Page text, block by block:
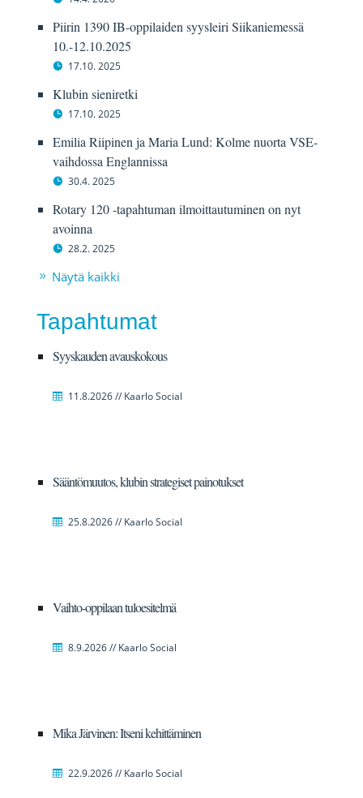
Piirin 1390 IB-oppilaiden syysleiri Siikaniemessä
10.-12.10.2025
17.10. 2025
Klubin sieniretki
17.10. 2025
Emilia Riipinen ja Maria Lund: Kolme nuorta VSE-
vaihdossa Englannissa
30.4. 2025
Rotary 120 -tapahtuman ilmoittautuminen on nyt
avoinna
28.2. 2025
Näytä kaikki
Tapahtumat
Syyskauden avauskokous
11.8.2026 // Kaarlo Social
Sääntömuutos, klubin strategiset painotukset
25.8.2026 // Kaarlo Social
Vaihto-oppilaan tuloesitelmä
8.9.2026 // Kaarlo Social
Mika Järvinen: Itseni kehittäminen
22.9.2026 // Kaarlo Social